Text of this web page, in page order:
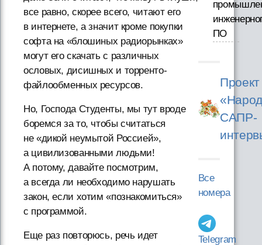
все равно, скорее всего, читают его
в интернете, а значит кроме покупки
софта на «блошиных радиорынках»
могут его скачать с различных
ословых, дисишных и торренто-
файлообменных ресурсов.
Но, Господа Студенты, мы тут вроде
боремся за то, чтобы считаться
не «дикой неумытой Россией»,
а цивилизованными людьми!
А потому, давайте посмотрим,
а всегда ли необходимо нарушать
закон, если хотим «познакомиться»
с программой.
Еще раз повторюсь, речь идет
ПО
Проект
САПР-
Все
номера
Telegram